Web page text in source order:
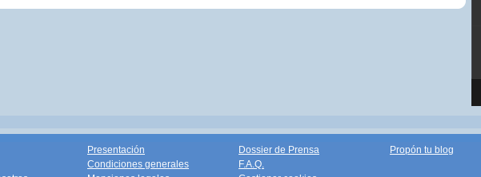
Presentación
Condiciones generales
Dossier de Prensa
F.A.Q.
Propón tu blog